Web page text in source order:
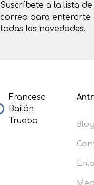
Suscríbete a la lista de
correo para enterarte
todas las novedades.
Francesc
Bailón
Trueba
Blog